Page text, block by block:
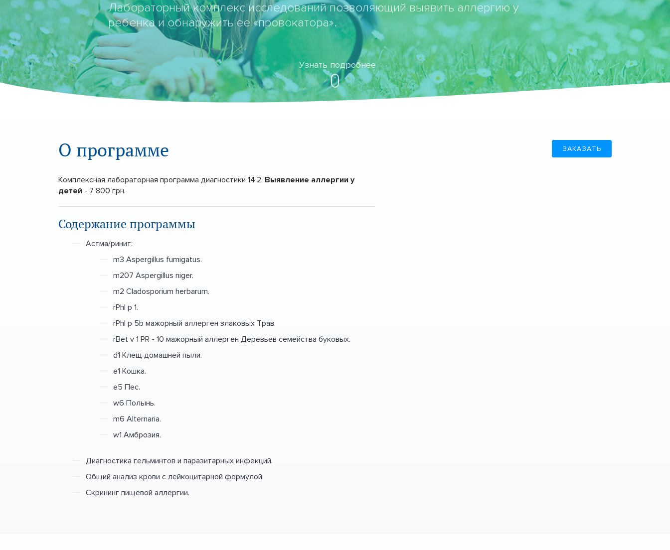
Лабораторный комплекс исследований позволяющий выявить аллергию у
ребенка и обнаружить ее «провокатора».
Узнать подробнее
О программе ЗАКАЗАТЬ
Комплексная лабораторная программа диагностики 14.2. Выявление аллергии у
детей - 7 800 грн.
Содержание программы
Астма/ринит:
m3 Aspergillus fumigatus.
m207 Aspergillus niger.
m2 Cladosporium herbarum.
rPhl p 1.
rPhl p 5b мажорный аллерген злаковых Трав.
rBet v 1 PR - 10 мажорный аллерген Деревьев семейства буковых.
d1 Клещ домашней пыли.
e1 Кошка.
e5 Пес.
w6 Полынь.
m6 Alternaria.
w1 Амброзия.
Диагностика гельминтов и паразитарных инфекций.
Общий анализ крови с лейкоцитарной формулой.
Скрининг пищевой аллергии.